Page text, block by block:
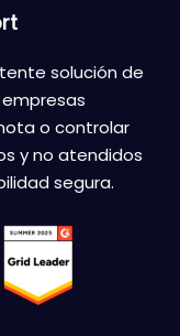
solución de
o controlar
y no atendidos
segura.